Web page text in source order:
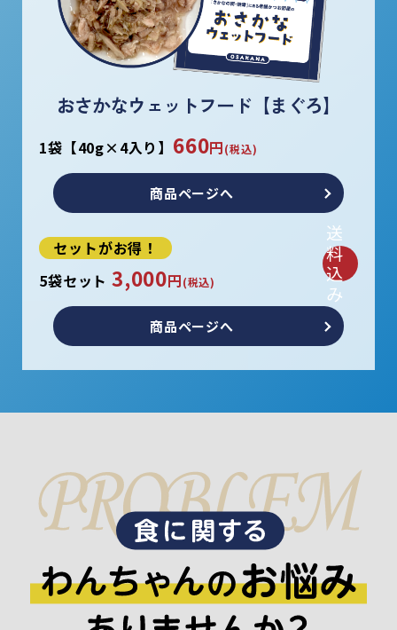
おさかなウェットフード【まぐろ】
1袋【40g×4入り】 660円(税込)
商品ページへ
セットがお得！
5袋セット 3,000円(税込)
送
料
込
み
商品ページへ